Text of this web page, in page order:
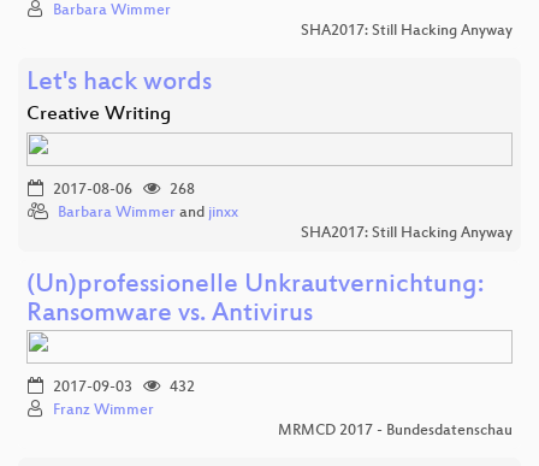
Barbara Wimmer
SHA2017: Still Hacking Anyway
Let's hack words
Creative Writing
2017-08-06
268
Barbara Wimmer and jinxx
SHA2017: Still Hacking Anyway
(Un)professionelle Unkrautvernichtung:
Ransomware vs. Antivirus
2017-09-03
432
Franz Wimmer
MRMCD 2017 - Bundesdatenschau